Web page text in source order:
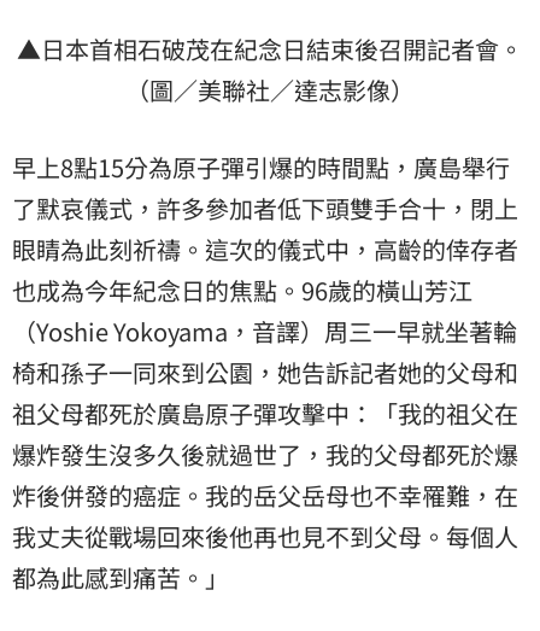
▲日本首相石破茂在紀念日結束後召開記者會。
（圖／美聯社／達志影像）
早上8點15分為原子彈引爆的時間點，廣島舉行
了默哀儀式，許多參加者低下頭雙手合十，閉上
眼睛為此刻祈禱。這次的儀式中，高齡的倖存者
也成為今年紀念日的焦點。96歲的橫山芳江
（Yoshie Yokoyama，音譯）周三一早就坐著輪
椅和孫子一同來到公園，她告訴記者她的父母和
祖父母都死於廣島原子彈攻擊中：「我的祖父在
爆炸發生沒多久後就過世了，我的父母都死於爆
炸後併發的癌症。我的岳父岳母也不幸罹難，在
我丈夫從戰場回來後他再也見不到父母。每個人
都為此感到痛苦。」